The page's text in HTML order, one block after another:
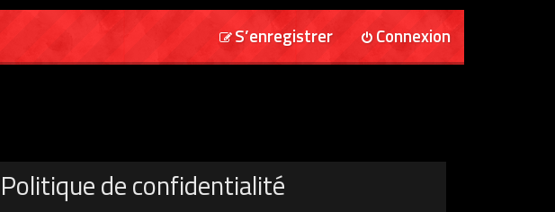
Connexion
S’enregistrer
de confidentialité